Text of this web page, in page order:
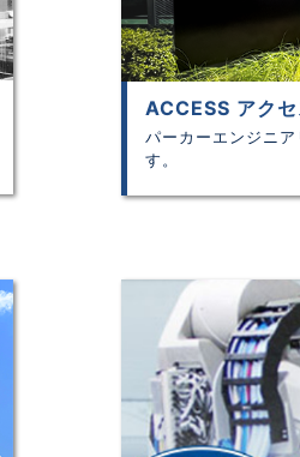
ACCESS アクセ
パーカーエンジニ
す。